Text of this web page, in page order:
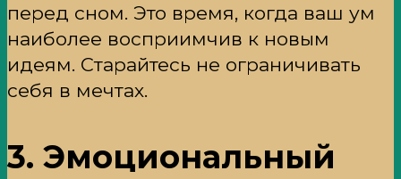
перед сном. Это время, когда ваш ум
наиболее восприимчив к новым
идеям. Старайтесь не ограничивать
себя в мечтах.
3. Эмоциональный